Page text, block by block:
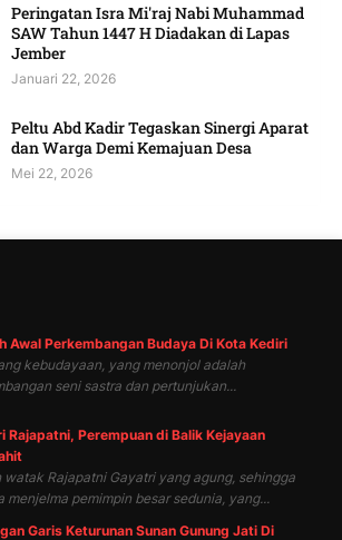
Peringatan Isra Mi'raj Nabi Muhammad
SAW Tahun 1447 H Diadakan di Lapas
Jember
Januari 22, 2026
Peltu Abd Kadir Tegaskan Sinergi Aparat
dan Warga Demi Kemajuan Desa
Mei 22, 2026
Awal Perkembangan Budaya Di Kota Kediri
kebudayaan, yang menonjol adalah
seni sastra dan pertunjukan...
Rajapatni, Perempuan di Balik Kejayaan
watak Rajapatni Gayatri yang agung, sehingga
menjelma pemimpin besar sedunia, yang...
Garis Keturunan Sunan Gunung Jati Di